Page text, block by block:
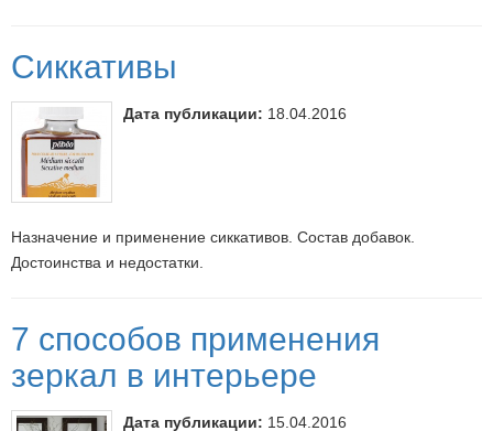
Сиккативы
Назначение и применение сиккативов. Состав добавок.
Достоинства и недостатки.
Дата публикации: 18.04.2016
7 способов применения
зеркал в интерьере
Дата публикации: 15.04.2016